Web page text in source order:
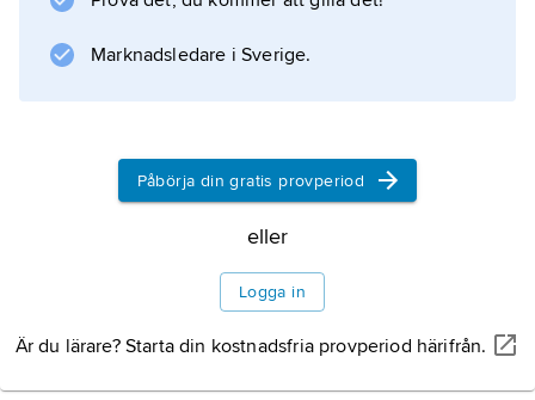
Detta
Information om artikeln
Marknadsledare i Sverige.
Påbörja din gratis provperiod
eller
Logga in
Är du lärare? Starta din kostnadsfria provperiod härifrån.